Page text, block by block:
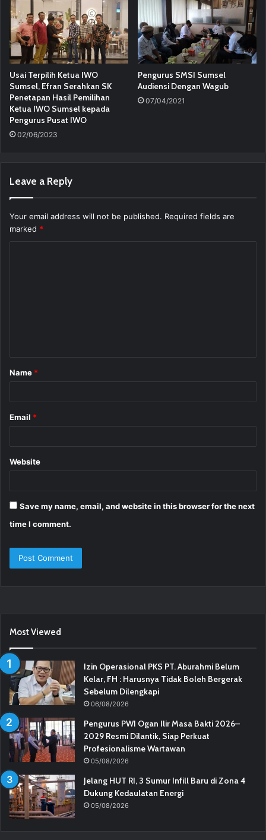
Usai Terpilih Ketua IWO
Sumsel, Efran Serahkan SK
Penetapan Hasil Pemilihan
Ketua IWO Sumsel kepada
Pengurus Pusat IWO
02/06/2023
Pengurus SMSI Sumsel
Audiensi Dengan Wagub
07/04/2021
Leave a Reply
Your email address will not be published. Required fields are
marked *
*
Name *
Email *
Website
Save my name, email, and website in this browser for the next
time I comment.
Most Viewed
Izin Operasional PKS PT. Aburahmi Belum
Kelar, FH : Harusnya Tidak Boleh Bergerak
Sebelum Dilengkapi
06/08/2026
Pengurus PWI Ogan Ilir Masa Bakti 2026–
2029 Resmi Dilantik, Siap Perkuat
Profesionalisme Wartawan
05/08/2026
Jelang HUT RI, 3 Sumur Infill Baru di Zona 4
Dukung Kedaulatan Energi
05/08/2026